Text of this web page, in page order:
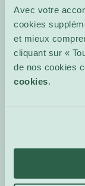
Avec votre
cookies
et mieux
cliquant sur «
de nos cookies
cookies.